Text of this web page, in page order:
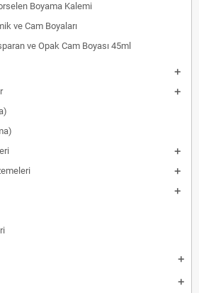
Boyama Kalemi
ve Cam Boyaları
ve Opak Cam Boyası 45ml